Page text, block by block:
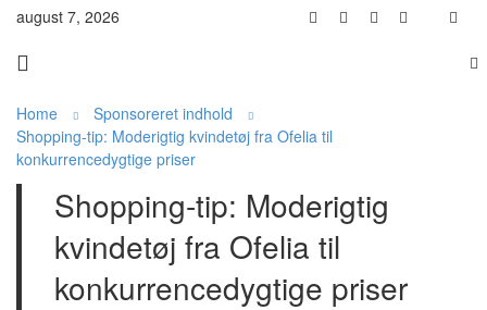
august 7, 2026
Home
Sponsoreret indhold
Shopping-tip: Moderigtig kvindetøj fra Ofelia til
konkurrencedygtige priser
Shopping-tip: Moderigtig
kvindetøj fra Ofelia til
konkurrencedygtige priser